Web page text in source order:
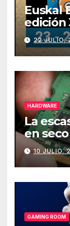
Euskal
edición
julio
22 JULIO,
HARDWARE
La
en
de PCs
10 JULIO,
GAMING ROOM